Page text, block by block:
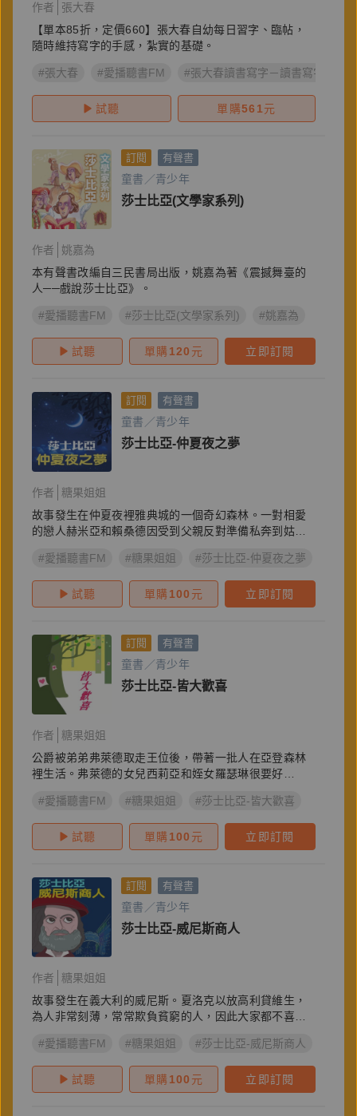
作者
張大春
【單本85折，定價660】張大春自幼每日習字、臨帖，
隨時維持寫字的手感，紮實的基礎。
#張大春 #愛播聽書FM #張大春讀書寫字－讀書寫字篇
試聽 單購561元
訂閱 有聲書
童書／青少年
莎士比亞(文學家系列)
作者
姚嘉為
本有聲書改編自三民書局出版，姚嘉為著《震撼舞臺的
人──戲說莎士比亞》。
#愛播聽書FM #莎士比亞(文學家系列) #姚嘉為
試聽 單購120 元 立即訂閱
訂閱 有聲書
童書／青少年
莎士比亞-仲夏夜之夢
作者
糖果姐姐
故事發生在仲夏夜裡雅典城的一個奇幻森林。一對相愛
的戀人赫米亞和賴桑德因受到父親反對準備私奔到姑媽
#愛播聽書FM
#糖果姐姐 #莎士比亞-仲夏夜之夢
試聽 單購100 元 立即訂閱
訂閱 有聲書
童書／青少年
莎士比亞-皆大歡喜
作者
糖果姐姐
公爵被弟弟弗萊德取走王位後，帶著一批人在亞登森林
裡生活。弗萊德的女兒西莉亞和姪女羅瑟琳很要好…
#愛播聽書FM #糖果姐姐 #莎士比亞-皆大歡喜
試聽 單購100 元 立即訂閱
訂閱 有聲書
童書／青少年
莎士比亞-威尼斯商人
作者
糖果姐姐
故事發生在義大利的威尼斯。夏洛克以放高利貸維生，
為人非常刻薄，常常欺負貧窮的人，因此大家都不喜歡
#愛播聽書FM
#糖果姐姐 #莎士比亞-威尼斯商人
試聽 單購100 元 立即訂閱